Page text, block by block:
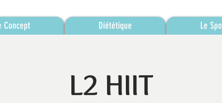
Concept Diététique Le
L2 HIIT